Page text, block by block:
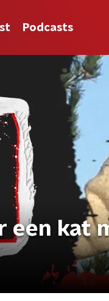
Podcasts
kat